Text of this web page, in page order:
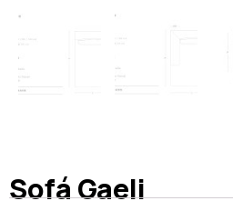
Sofá Gaeli